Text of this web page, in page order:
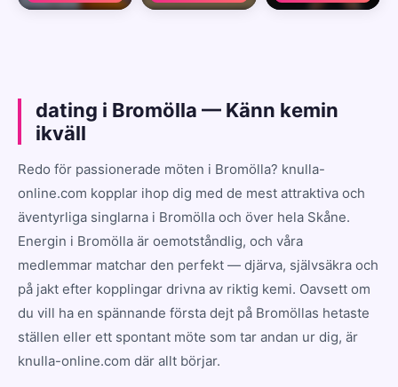
dating i Bromölla — Känn kemin
ikväll
Redo för passionerade möten i Bromölla? knulla-
online.com kopplar ihop dig med de mest attraktiva och
äventyrliga singlarna i Bromölla och över hela Skåne.
Energin i Bromölla är oemotståndlig, och våra
medlemmar matchar den perfekt — djärva, självsäkra och
på jakt efter kopplingar drivna av riktig kemi. Oavsett om
du vill ha en spännande första dejt på Bromöllas hetaste
ställen eller ett spontant möte som tar andan ur dig, är
knulla-online.com där allt börjar.